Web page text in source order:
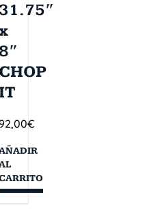
31.75″
8″
CHOP
92,00€